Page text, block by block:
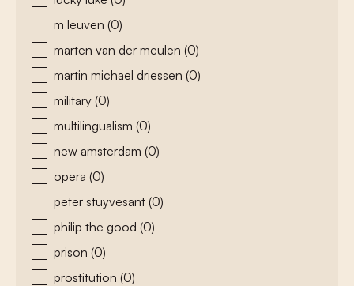
m leuven (0)
marten van der meulen (0)
martin michael driessen (0)
military (0)
multilingualism (0)
new amsterdam (0)
opera (0)
peter stuyvesant (0)
philip the good (0)
prison (0)
prostitution (0)